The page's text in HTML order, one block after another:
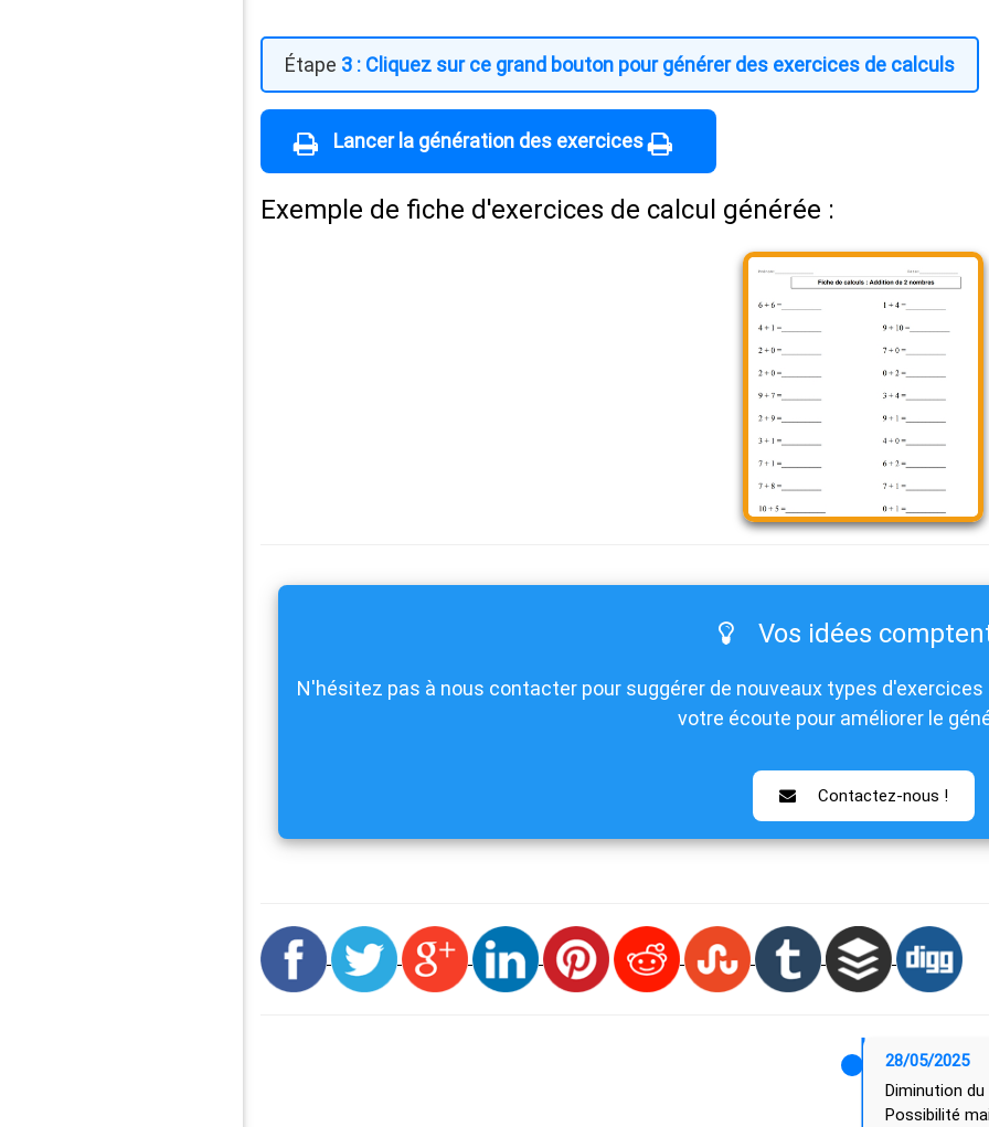
3 : Cliquez sur ce grand bouton pour générer des exercices de calculs
Lancer la génération des exercices
Exemple de fiche d'exercices de calcul générée :
Vos idées
N'hésitez pas à nous contacter pour suggérer de nouveaux types
votre écoute pour améliorer le
Contactez-nous !
28/05/2025
Diminution
Possibilité